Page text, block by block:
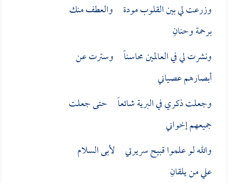
وزرعت لي بين القلوب مودة والعطف منك
برحمة وحنانِ
ونشرت لي في العالمين محاسناً وسترت عن
أبصارهم عصياني
وجعلت ذكري في البرية شائعاً حتى جعلت
جميعهم إخواني
والله لو علموا قبيح سريرتي لأبى السلام
علي من يلقانِ